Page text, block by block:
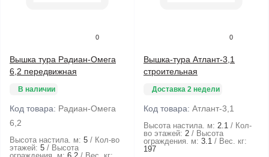
0
Вышка тура Радиан-Омега
6,2 передвижная
В наличии
Код товара: Радиан-Омега
6,2
Высота настила. м: 5
Кол-во
этажей: 5
Высота
0
Вышка-тура Атлант-3,1
строительная
Доставка 2 недели
Код товара: Атлант-3,1
Высота настила. м: 2.1
Кол-
во этажей: 2
Высота
ограждения. м: 3.1
Вес. кг:
197